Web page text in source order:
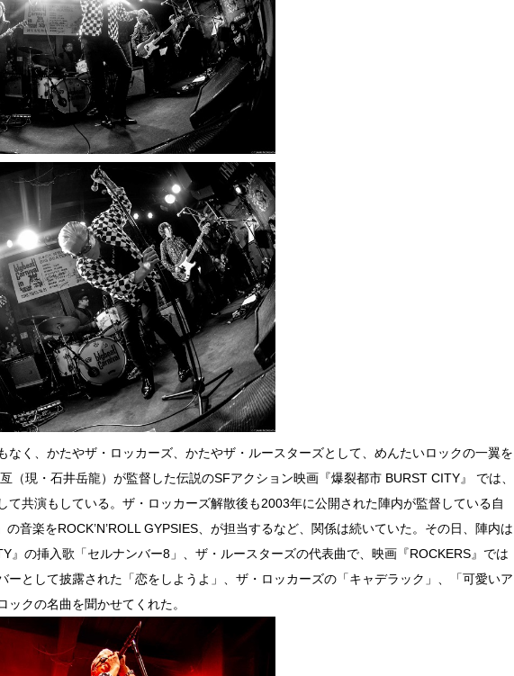
なく、かたやザ・ロッカーズ、かたやザ・ルースターズとして、めんたいロックの一翼を
（現・石井岳龍）が監督した伝説のSFアクション映画『爆裂都市 BURST CITY』 では、
て共演もしている。ザ・ロッカーズ解散後も2003年に公開された陣内が監督している自
の音楽をROCK’N’ROLL GYPSIES、が担当するなど、関係は続いていた。その日、陣内は
』の挿入歌「セルナンバー8」、ザ・ルースターズの代表曲で、映画『ROCKERS』では
ーとして披露された「恋をしようよ」、ザ・ロッカーズの「キャデラック」、「可愛いア
ックの名曲を聞かせてくれた。